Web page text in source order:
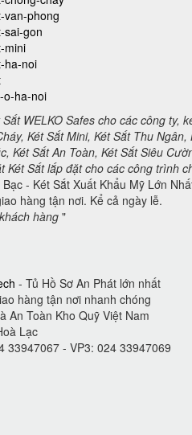
van-phong
sai-gon
mini
ha-noi
o-ha-noi
WELKO Safes cho các công ty,
Két Sắt Mini, Két Sắt Thu
Két Sắt An Toàn, Két Sắt Siêu
Sắt lắp đặt cho các công trình
- Két Sắt Xuất Khẩu Mỹ Lớn
hàng tận nơi. Kể cả ngày lễ.
hàng "
- Tủ Hồ Sơ An Phát lớn nhất
hàng tận nơi nhanh chóng
An Toàn Kho Quỹ Việt Nam
Lạc
33947067 - VP3: 024 33947069